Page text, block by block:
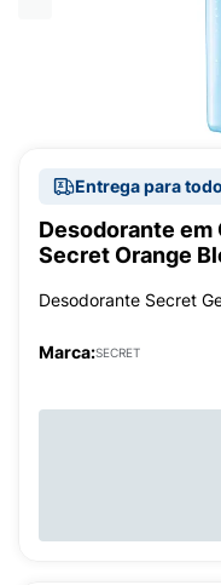
Entrega para
Desodorante
Secret Orange
Desodorante Secret
Marca:SECRET